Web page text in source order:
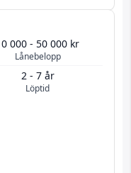
Lånebelopp
000 - 50 000 kr
Löptid
2 - 7 år